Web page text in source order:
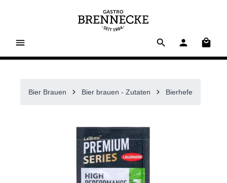
Bier Brauen Bier brauen - Zutaten Bierhefe